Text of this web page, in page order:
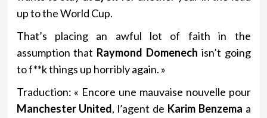
up to the World Cup.
That’s placing an awful lot of faith in the
assumption that Raymond Domenech isn’t going
to f**k things up horribly again. »
Traduction: « Encore une mauvaise nouvelle pour
Manchester United, l’agent de Karim Benzema a